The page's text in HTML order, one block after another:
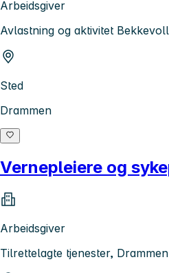
Arbeidsgiver
Avlastning og aktivitet
Sted
Drammen
Vernepleiere og
Arbeidsgiver
Tilrettelagte tjenester,